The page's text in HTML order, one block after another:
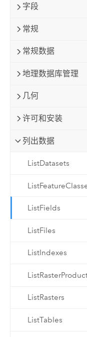
字段
常规
常规数据
地理数据库管理
几何
许可和安装
列出数据
ListDatasets
ListFields
ListFiles
ListIndexes
ListRasters
ListTables